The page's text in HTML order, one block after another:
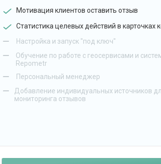
Мотивация клиентов оставить отзыв
Статистика целевых действий в карточках
– Настройка и запуск "под ключ"
–
Обучение по работе с геосервисами и
Repometr
– Персональный менеджер
–
Добавление индивидуальных источников
мониторинга отзывов